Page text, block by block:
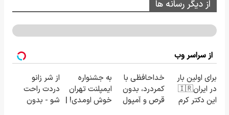
از دیگر رسانه ها
از سراسر وب
برای اولین بار
در ایران🇮🇷
این دکتر کرم
خداحافظی با
کمردرد، بدون
قرص و آمپول
به جشنواره
ایمپلنت تهران
خوش اومدی! |
از شر زانو
دردت راحت
شو - بدون